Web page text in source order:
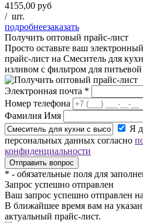
4155,00 руб
/ шт.
подробнеезаказать
Получить оптовый прайс-лист
Просто оставьте ваш
прайс-лист на Смеситель для
изливом с фильтром для
Электронная почта *
Номер телефона
Фамилия Имя
Я
персональных данных согласно
конфиденциальности
* - обязательные поля для
Запрос успешно отправлен
Ваш запрос успешно отправлен
В ближайшее время вам на
актуальный прайс-лист.